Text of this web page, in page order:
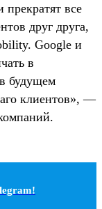
прекратят все
друг друга,
Google и
в
будущем
клиентов», —